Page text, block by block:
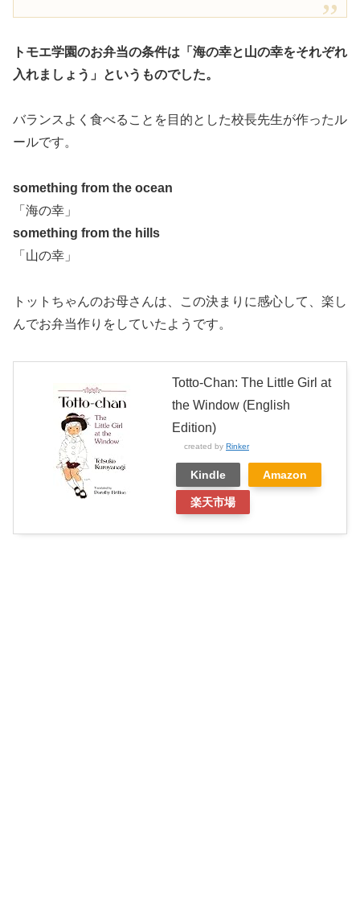
トモエ学園のお弁当の条件は「海の幸と山の幸をそれぞれ
入れましょう」というものでした。
バランスよく食べることを目的とした校長先生が作ったル
ールです。
something from the ocean
「海の幸」
something from the hills
「山の幸」
トットちゃんのお母さんは、この決まりに感心して、楽し
んでお弁当作りをしていたようです。
Totto-Chan: The Little Girl at
the Window (English
Edition)
created by Rinker
Kindle Amazon
楽天市場